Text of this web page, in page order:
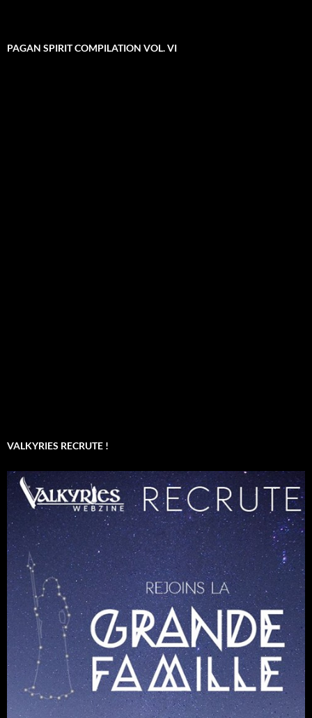
PAGAN SPIRIT COMPILATION VOL. VI
VALKYRIES RECRUTE !